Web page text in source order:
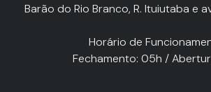
Barão do Rio Branco, R. Ituiutaba e
Horário de
Fechamento: 05h /